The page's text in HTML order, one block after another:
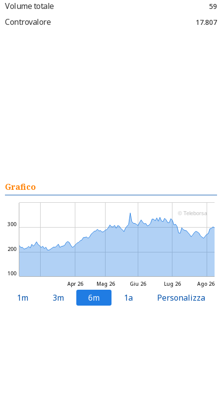
Volume totale 59
Controvalore 17.807
Grafico
Mag 26 Lug 26
Apr 26 Giu 26 Ago 26
100
200
300
© Teleborsa
1m 3m 6m 1a Personalizza